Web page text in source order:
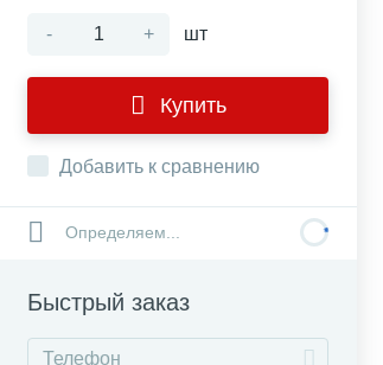
- + шт
Купить
Добавить к сравнению
Определяем...
Быстрый заказ